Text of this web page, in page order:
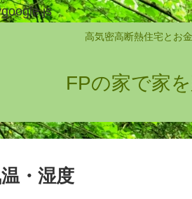
高気密高断熱住宅とお
FPの家で家
・湿度